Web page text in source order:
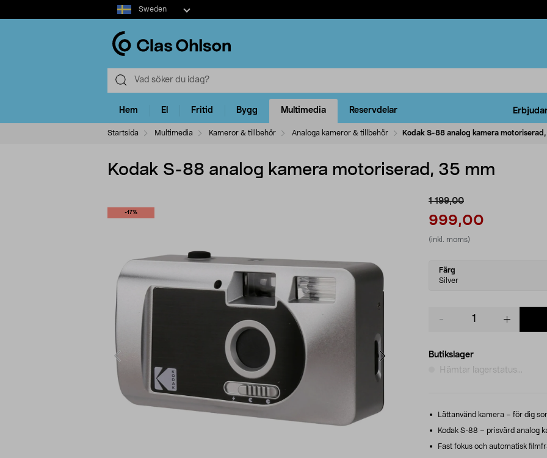
Select
market
Sweden
Hem El Fritid Bygg Multimedia Reservdelar
Startsida Multimedia Kameror & tillbehör Analoga kameror & tillbehör Kodak S-88 analog kamera
Kodak S-88 analog kamera motoriserad, 35 mm
-17%
1 199,00
999,00
(inkl. moms)
Select
variant
Färg
Silver
Butikslager
Hämtar lagerstatus...
Lättanvänd kamera – för dig
Kodak S-88 – prisvärd analog
Fast fokus och automatisk